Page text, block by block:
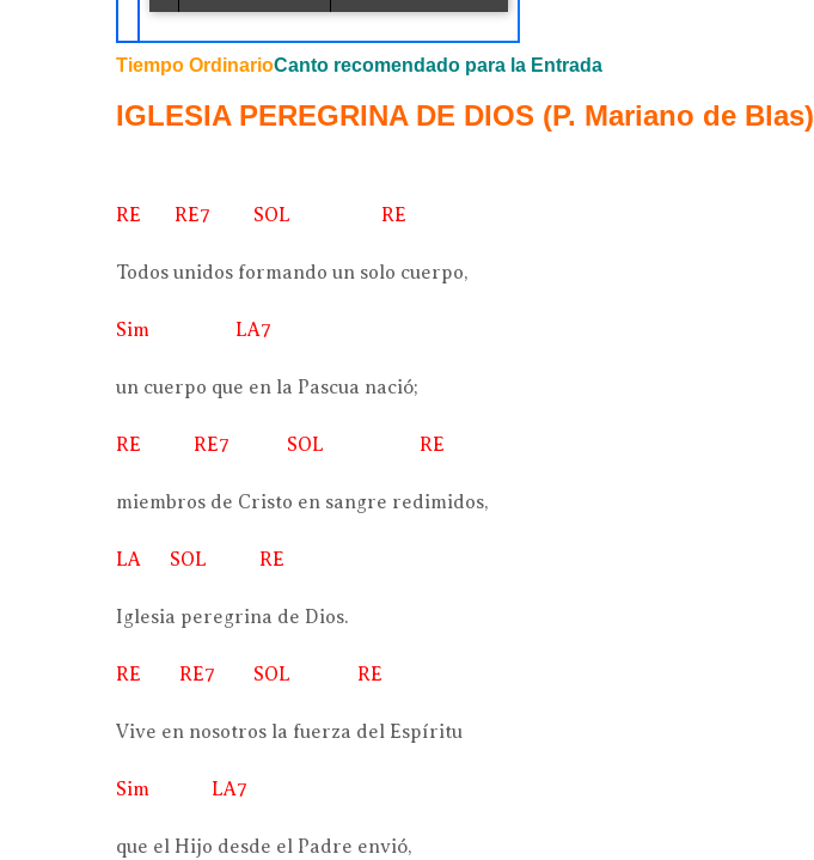
Tiempo OrdinarioCanto recomendado para la Entrada
IGLESIA PEREGRINA DE DIOS (P. Mariano de Blas)
RE RE7 SOL RE
Todos unidos formando un solo cuerpo,
Sim LA7
un cuerpo que en la Pascua nació;
RE RE7 SOL RE
miembros de Cristo en sangre redimidos,
LA SOL RE
Iglesia peregrina de Dios.
RE RE7 SOL RE
Vive en nosotros la fuerza del Espíritu
Sim LA7
que el Hijo desde el Padre envió,